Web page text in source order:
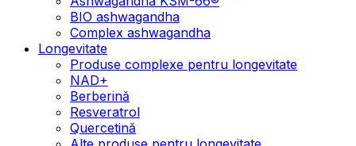
BIO ashwagandha
Complex ashwagandha
Longevitate
Produse complexe pentru longevitate
NAD+
Berberină
Resveratrol
Quercetină